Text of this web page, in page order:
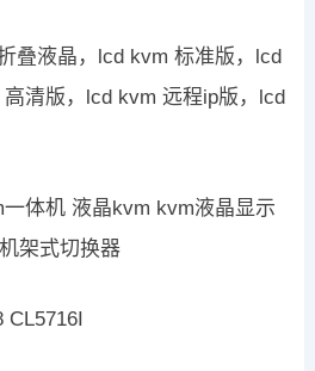
叠液晶，lcd kvm 标准版，lcd
清版，lcd kvm 远程ip版，lcd
体机 液晶kvm kvm液晶显示
架式切换器